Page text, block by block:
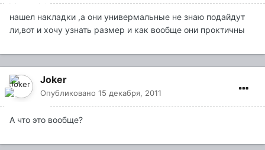
нашел накладки ,а они универмальные не знаю подайдут
ли,вот и хочу узнать размер и как вообще они проктичны
Joker
Опубликовано 15 декабря, 2011
А что это вообще?